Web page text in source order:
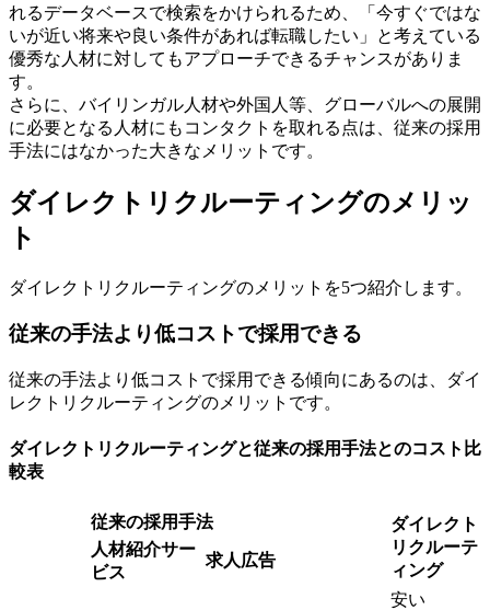
れるデータベースで検索をかけられるため、「今すぐではな
いが近い将来や良い条件があれば転職したい」と考えている
優秀な人材に対してもアプローチできるチャンスがありま
す。
さらに、バイリンガル人材や外国人等、グローバルへの展開
に必要となる人材にもコンタクトを取れる点は、従来の採用
手法にはなかった大きなメリットです。
ダイレクトリクルーティングのメリッ
ト
ダイレクトリクルーティングのメリットを5つ紹介します。
従来の手法より低コストで採用できる
従来の手法より低コストで採用できる傾向にあるのは、ダイ
レクトリクルーティングのメリットです。
ダイレクトリクルーティングと従来の採用手法とのコスト比
較表
従来の採用手法
ダイレクト
リクルーテ
ィング
人材紹介サー
ビス
求人広告
安い